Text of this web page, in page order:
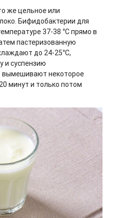
же цельное или
Бифидобактерии для
37-38 °С прямо в
пастеризованную
до 24-25°C,
и суспензию
вымешивают некоторое
минут и только потом